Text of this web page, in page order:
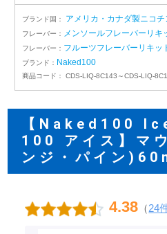
ブランド国： アメリカ・カナダ製ニコ
フレーバー： メンソールフレーバーリキ
フレーバー： フルーツフレーバーリキッ
ブランド： Naked100
商品コード： CDS-LIQ-8C143～CDS-LIQ-
【Naked100
100 アイス】マ
ンジ・パイン
4.38 （24